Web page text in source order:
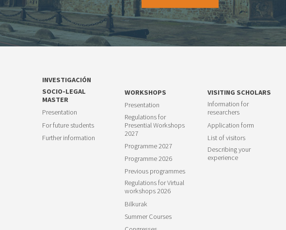
INVESTIGACIÓN
SOCIO-LEGAL
MASTER
Presentation
For future students
Further information
WORKSHOPS
Presentation
Regulations for
Presential Workshops
2027
Programme 2027
Programme 2026
Previous programmes
Regulations for Virtual
workshops 2026
Bilkurak
Summer Courses
VISITING SCHOLARS
Information for
researchers
Application form
List of visitors
Describing your
experience